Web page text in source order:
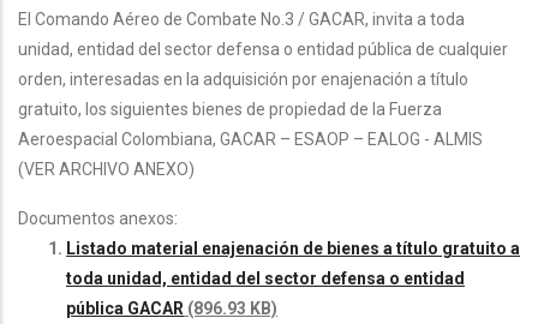
El Comando Aéreo de Combate No.3 / GACAR, invita a toda
unidad, entidad del sector defensa o entidad pública de cualquier
orden, interesadas en la adquisición por enajenación a título
gratuito, los siguientes bienes de propiedad de la Fuerza
Aeroespacial Colombiana, GACAR – ESAOP – EALOG - ALMIS
(VER ARCHIVO ANEXO)
Documentos anexos:
Listado material enajenación de bienes a título gratuito a
toda unidad, entidad del sector defensa o entidad
pública GACAR (896.93 KB)